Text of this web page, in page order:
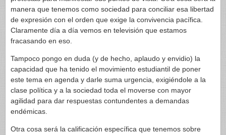
manera que tenemos como sociedad para conciliar esa libertad
de expresión con el orden que exige la convivencia pacífica.
Claramente día a día vemos en televisión que estamos
fracasando en eso.
Tampoco pongo en duda (y de hecho, aplaudo y envidio) la
capacidad que ha tenido el movimiento estudiantil de poner
este tema en agenda y darle suma urgencia, exigiéndole a la
clase política y a la sociedad toda el moverse con mayor
agilidad para dar respuestas contundentes a demandas
endémicas.
Otra cosa será la calificación específica que tenemos sobre